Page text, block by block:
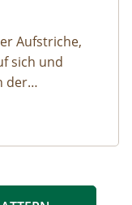
Aufstriche,
sich und
der